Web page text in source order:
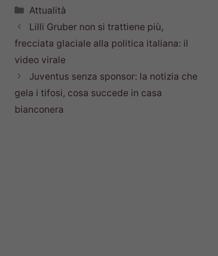
Categorie
Attualità
Lilli Gruber non si trattiene più,
frecciata glaciale alla politica italiana: il
video virale
Juventus senza sponsor: la notizia che
gela i tifosi, cosa succede in casa
bianconera